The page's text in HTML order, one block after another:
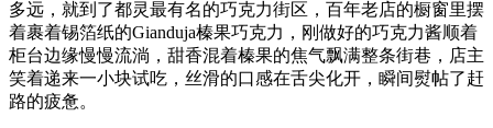
多远，就到了都灵最有名的巧克力街区，百年老店的橱窗里摆
着裹着锡箔纸的Gianduja榛果巧克力，刚做好的巧克力酱顺着
柜台边缘慢慢流淌，甜香混着榛果的焦气飘满整条街巷，店主
笑着递来一小块试吃，丝滑的口感在舌尖化开，瞬间熨帖了赶
路的疲惫。